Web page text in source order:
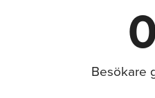
Besökare